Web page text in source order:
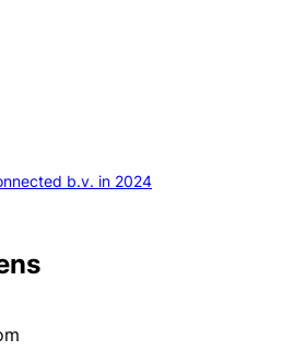
b.v. in 2024